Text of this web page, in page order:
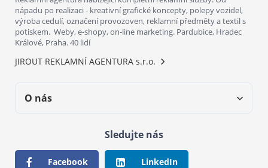
nápadu po realizaci - kreativní grafické koncepty, polepy vozidel,
výroba cedulí, označení provozoven, reklamní předměty a textil s
potiskem. Weby, e-shopy, on-line marketing. Pardubice, Hradec
Králové, Praha. 40 lidí
JIROUT REKLAMNÍ AGENTURA s.r.o.
O nás
Sledujte nás
Facebook LinkedIn